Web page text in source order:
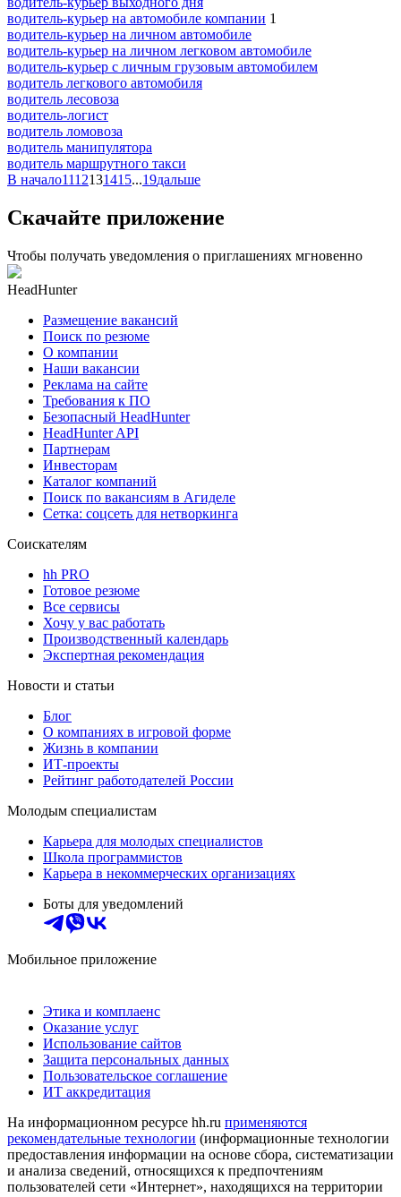
водитель-курьер на автомобиле компании 1
водитель-курьер на личном автомобиле
водитель-курьер на личном легковом автомобиле
водитель-курьер с личным грузовым автомобилем
водитель легкового автомобиля
водитель лесовоза
водитель-логист
водитель ломовоза
водитель манипулятора
водитель маршрутного такси
В начало1112131415...19дальше
Скачайте приложение
Чтобы получать уведомления о приглашениях мгновенно
HeadHunter
Размещение вакансий
Поиск по резюме
О компании
Наши вакансии
Реклама на сайте
Требования к ПО
Безопасный HeadHunter
HeadHunter API
Партнерам
Инвесторам
Каталог компаний
Поиск по вакансиям в Агиделе
Сетка: соцсеть для нетворкинга
Соискателям
hh PRO
Готовое резюме
Все сервисы
Хочу у вас работать
Производственный календарь
Экспертная рекомендация
Новости и статьи
Блог
О компаниях в игровой форме
Жизнь в компании
ИТ-проекты
Рейтинг работодателей России
Молодым специалистам
Карьера для молодых специалистов
Школа программистов
Карьера в некоммерческих организациях
Боты для уведомлений
Мобильное приложение
Этика и комплаенс
Оказание услуг
Использование сайтов
Защита персональных данных
Пользовательское соглашение
ИТ аккредитация
На информационном ресурсе hh.ru применяются
рекомендательные технологии (информационные технологии
предоставления информации на основе сбора, систематизации
и анализа сведений, относящихся к предпочтениям
пользователей сети «Интернет», находящихся на территории